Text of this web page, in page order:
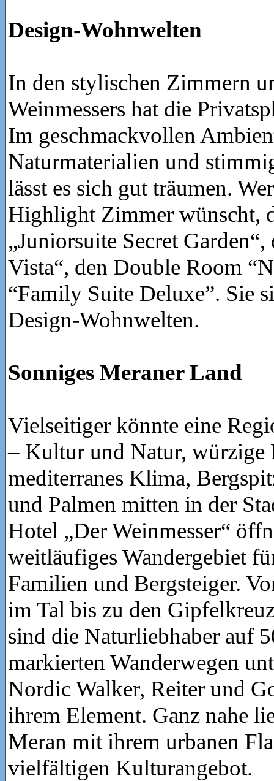
Design-Wohnwelten
In den stylischen Zimmern
Weinmessers hat die
Im geschmackvollen
Naturmaterialien und
lässt es sich gut träumen.
Highlight Zimmer wünscht,
„Juniorsuite Secret
Vista“, den Double Room
“Family Suite Deluxe”. Sie
Design-Wohnwelten.
Sonniges Meraner Land
Vielseitiger könnte eine
– Kultur und Natur, würzige
mediterranes Klima,
und Palmen mitten in der
Hotel „Der Weinmesser“
weitläufiges Wandergebiet
Familien und Bergsteiger.
im Tal bis zu den
sind die Naturliebhaber auf
markierten Wanderwegen
Nordic Walker, Reiter und
ihrem Element. Ganz nahe
Meran mit ihrem urbanen
vielfältigen Kulturangebot.